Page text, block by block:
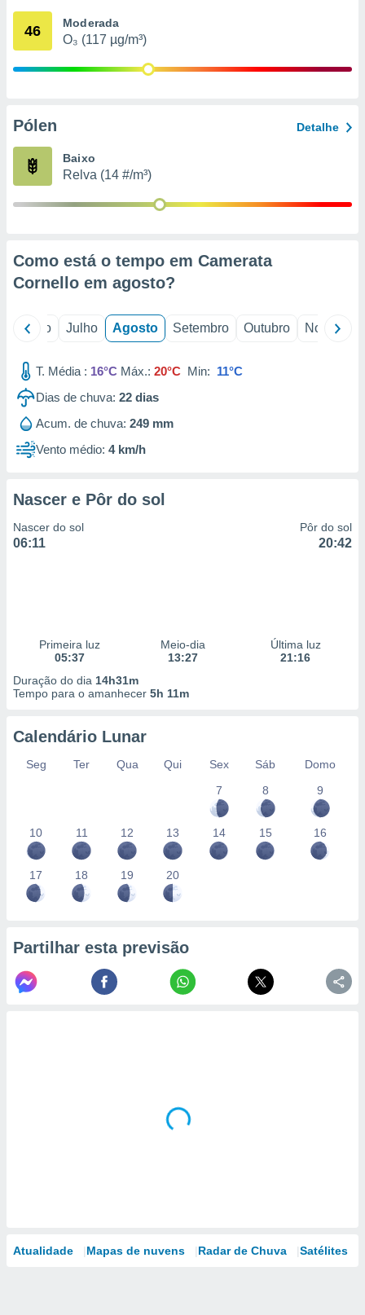
através
estudos
1199
46 Moderada
O₃ (117 µg/m³)
Pólen Detalhe
Baixo
Relva (14 #/m³)
Como está o tempo em Camerata
Cornello em agosto?
Junho Julho Agosto Setembro Outubro Novembro
T. Média : 16°C Máx.: 20°C Min: 11°C
Dias de chuva: 22 dias
Acum. de chuva: 249 mm
Vento médio: 4 km/h
Nascer e Pôr do sol
Nascer do sol
06:11
Pôr do sol
20:42
Primeira luz
05:37
Meio-dia
13:27
Última luz
21:16
Duração do dia 14h31m
Tempo para o amanhecer 5h 11m
Calendário Lunar
Seg Ter Qua Qui Sex Sáb
Domo
7
8 9
10 11 12 13 14 15 16
17 18 19 20
Partilhar esta previsão
Atualidade Mapas de nuvens Radar de Chuva Satélites